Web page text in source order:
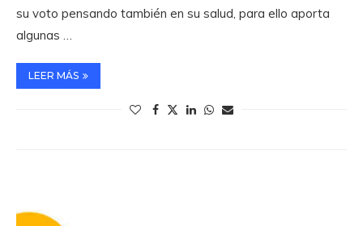
su voto pensando también en su salud, para ello aporta
algunas …
LEER MÁS